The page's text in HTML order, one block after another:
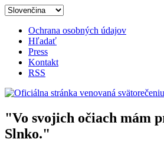
Skočiť na hlavný obsah
Ochrana osobných údajov
Hľadať
Press
Kontakt
RSS
Oficiálna stránka
"Vo svojich očiach mám
Slnko."